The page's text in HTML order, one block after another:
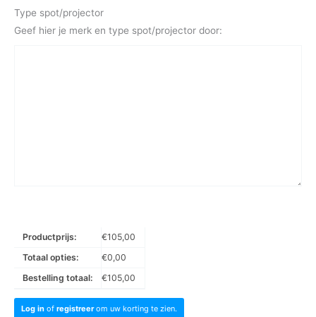
Type spot/projector
Geef hier je merk en type spot/projector door:
Productprijs: €105,00
Totaal opties:
€0,00
Bestelling totaal:
€105,00
Log in of registreerom uw korting te zien.